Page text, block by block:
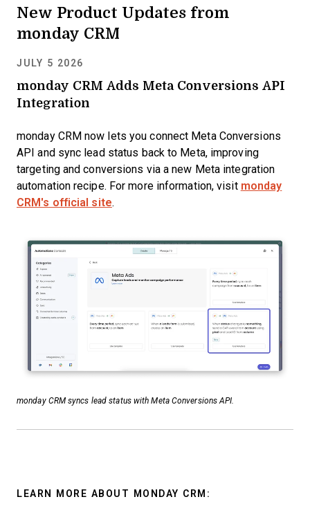
New Product Updates from
monday CRM
monday CRM syncs lead status with Meta Conversions API.
JULY 5 2026
monday CRM Adds Meta Conversions API
Integration
monday CRM now lets you connect Meta Conversions
API and sync lead status back to Meta, improving
targeting and conversions via a new Meta integration
automation recipe. For more information, visit monday
CRM's official site.
LEARN MORE ABOUT MONDAY CRM: